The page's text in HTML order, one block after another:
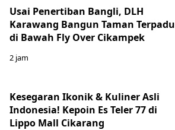
Usai Penertiban Bangli, DLH
Karawang Bangun Taman Terpadu
di Bawah Fly Over Cikampek
2 jam
Kesegaran Ikonik & Kuliner Asli
Indonesia! Kepoin Es Teler 77 di
Lippo Mall Cikarang